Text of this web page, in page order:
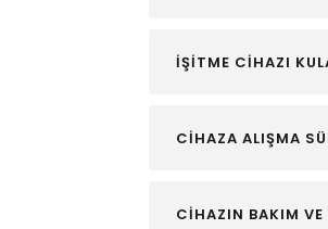
İŞİTME CİHAZI
CİHAZA ALIŞMA
CİHAZIN BAKIM